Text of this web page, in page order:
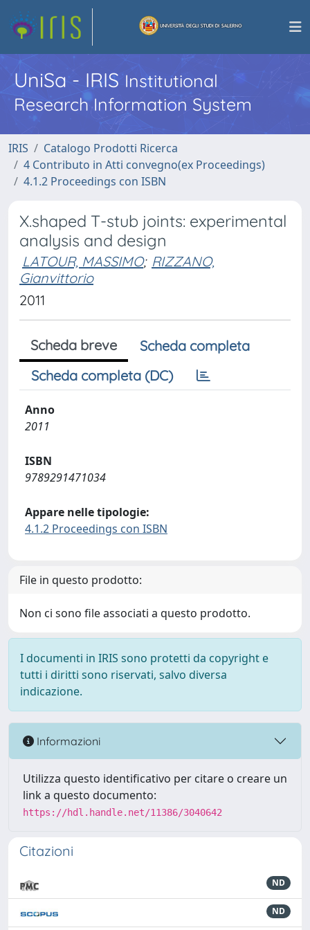
UniSa - IRISInstitutional
Research Information System
IRIS
Catalogo Prodotti Ricerca
4 Contributo in Atti convegno(ex Proceedings)
4.1.2 Proceedings con ISBN
X.shaped T-stub joints: experimental
analysis and design
LATOUR, MASSIMO; RIZZANO,
Gianvittorio
2011
Scheda breve
Scheda completa
Scheda completa (DC)
Anno
2011
ISBN
9789291471034
Appare nelle tipologie:
4.1.2 Proceedings con ISBN
File in questo prodotto:
Non ci sono file associati a questo prodotto.
I documenti in IRIS sono protetti da copyright e
tutti i diritti sono riservati, salvo diversa
indicazione.
Informazioni
Utilizza questo identificativo per citare o creare un
link a questo documento:
https://hdl.handle.net/11386/3040642
Citazioni
ND
ND